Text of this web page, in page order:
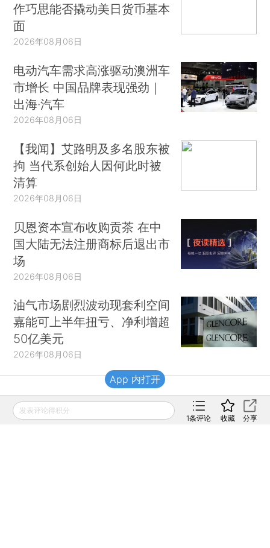
作巧思能否撬动美日货币基本
面
2026年08月06日
电动汽车需求高涨驱动澳洲车
市增长 中国品牌表现强劲｜
出海·汽车
2026年08月06日
【我闻】艾路明及多名股东被
拘 当代系创始人因何此时被
清算
2026年08月06日
贝恩资本宣布收购贡茶 在中
国大陆无法注册商标后退出市
场
2026年08月06日
油气市场剧烈波动现套利空间
嘉能可上半年扭亏、净利增超
50亿美元
2026年08月06日
财新移动
发表评论得积分
1条评论 收藏 分享
App 内打开